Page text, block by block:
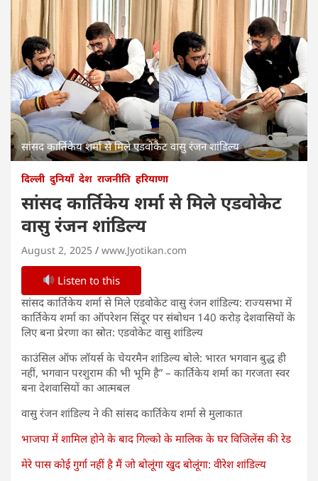
सांसद कार्तिकेय शर्मा से मिले एडवोकेट वासु रंजन शांडिल्य
दिल्ली दुनियाँ देश राजनीति हरियाणा
सांसद कार्तिकेय शर्मा से मिले एडवोकेट
वासु रंजन शांडिल्य
August 2, 2025 www.Jyotikan.com
Listen to this
सांसद कार्तिकेय शर्मा से मिले एडवोकेट वासु रंजन शांडिल्य: राज्यसभा में
कार्तिकेय शर्मा का ऑपरेशन सिंदूर पर संबोधन 140 करोड़ देशवासियों के
लिए बना प्रेरणा का स्रोत: एडवोकेट वासु शांडिल्य
काउंसिल ऑफ लॉयर्स के चेयरमैन शांडिल्य बोले: भारत भगवान बुद्ध ही
नहीं, भगवान परशुराम की भी भूमि है” – कार्तिकेय शर्मा का गरजता स्वर
बना देशवासियों का आत्मबल
वासु रंजन शांडिल्य ने की सांसद कार्तिकेय शर्मा से मुलाकात
भाजपा में शामिल होने के बाद गिल्को के मालिक के घर विजिलेंस की रेड
मेरे पास कोई गुर्गा नहीं है मैं जो बोलूंगा खुद बोलूंगा: वीरेश शांडिल्य